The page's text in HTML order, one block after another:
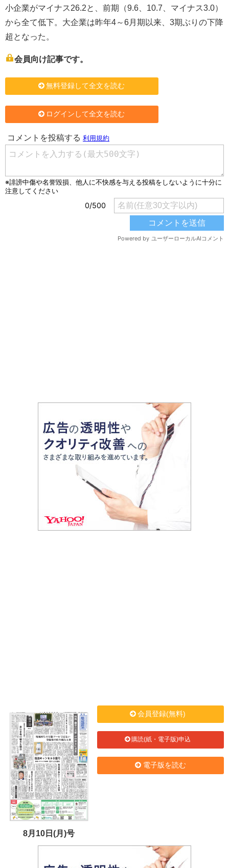
小企業がマイナス26.2と、前期（9.6、10.7、マイナス3.0）
から全て低下。大企業は昨年4～6月期以来、3期ぶりの下降
超となった。
会員向け記事です。
無料登録して全文を読む
ログインして全文を読む
8月10日(月)号
会員登録(無料)
購読(紙・電子版)申込
電子版を読む